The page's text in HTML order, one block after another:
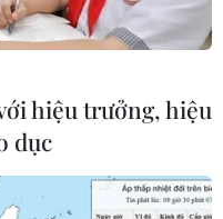
hiệu trưởng, hiệu
dục